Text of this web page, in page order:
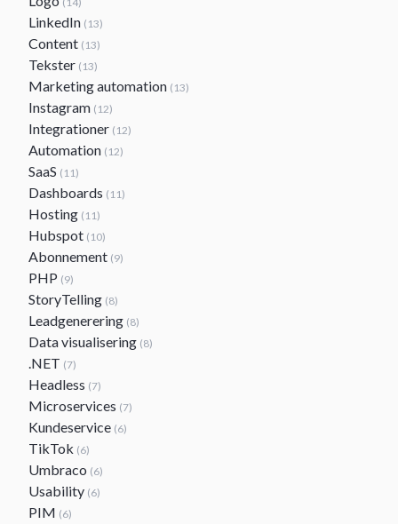
LinkedIn (13)
Content (13)
Tekster (13)
Marketing automation (13)
Instagram (12)
Integrationer (12)
Automation (12)
SaaS (11)
Dashboards (11)
Hosting (11)
Hubspot (10)
Abonnement (9)
PHP (9)
StoryTelling (8)
Leadgenerering (8)
Data visualisering (8)
.NET (7)
Headless (7)
Microservices (7)
Kundeservice (6)
TikTok (6)
Umbraco (6)
Usability (6)
PIM (6)